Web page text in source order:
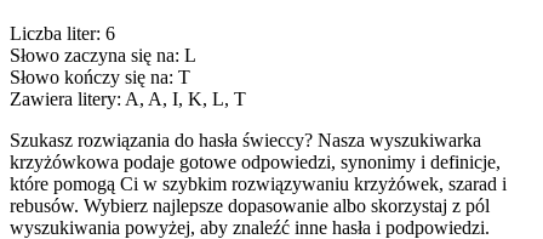
Liczba liter: 6
Słowo zaczyna się na: L
Słowo kończy się na: T
Zawiera litery: A, A, I, K, L, T
Szukasz rozwiązania do hasła świeccy? Nasza wyszukiwarka
krzyżówkowa podaje gotowe odpowiedzi, synonimy i definicje,
które pomogą Ci w szybkim rozwiązywaniu krzyżówek, szarad i
rebusów. Wybierz najlepsze dopasowanie albo skorzystaj z pól
wyszukiwania powyżej, aby znaleźć inne hasła i podpowiedzi.